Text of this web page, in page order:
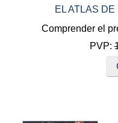
EL ATLAS
Comprender el
PVP: